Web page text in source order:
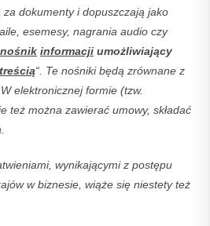
dokumenty i dopuszczają jako
esemesy, nagrania audio czy
nośnik informacji umożliwiający
treścią“. Te nośniki będą zrównane z
elektronicznej formie (tzw.
też można zawierać umowy, składać
wynikającymi z postępu
w biznesie, wiąże się niestety też